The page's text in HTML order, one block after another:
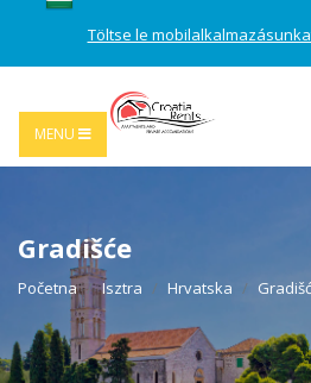
Töltse le
MENU
Gradišće
Početna Isztra Hrvatska